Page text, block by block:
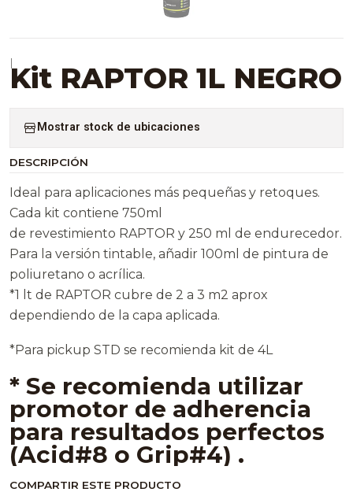
|Kit RAPTOR 1L NEGRO
Mostrar stock de ubicaciones
DESCRIPCIÓN
Ideal para aplicaciones más pequeñas y retoques.
Cada kit contiene 750ml
de revestimiento RAPTOR y 250 ml de endurecedor.
Para la versión tintable, añadir 100ml de pintura de
poliuretano o acrílica.
*1 lt de RAPTOR cubre de 2 a 3 m2 aprox
dependiendo de la capa aplicada.
*Para pickup STD se recomienda kit de 4L
* Se recomienda utilizar
promotor de adherencia
para resultados perfectos
(Acid#8 o Grip#4) .
COMPARTIR ESTE PRODUCTO